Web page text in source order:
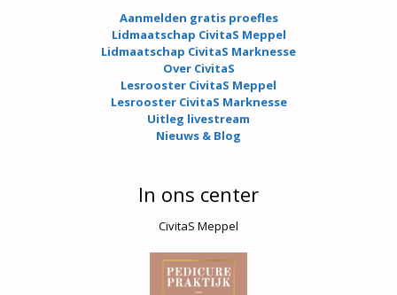
Aanmelden gratis proefles
Lidmaatschap CivitaS Meppel
Lidmaatschap CivitaS Marknesse
Over CivitaS
Lesrooster CivitaS Meppel
Lesrooster CivitaS Marknesse
Uitleg livestream
Nieuws & Blog
In ons center
CivitaS Meppel